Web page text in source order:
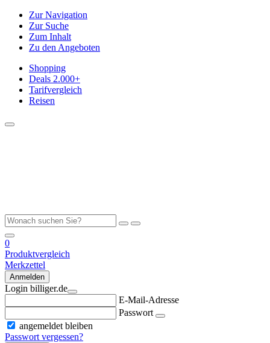
Zur Navigation
Zur Suche
Zum Inhalt
Zu den Angeboten
Shopping
Deals 2.000+
Tarifvergleich
Reisen
0
Produktvergleich
Merkzettel
Anmelden
Login billiger.de
E-Mail-Adresse
Passwort
angemeldet bleiben
Passwort vergessen?